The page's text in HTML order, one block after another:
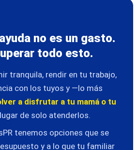
no es un gasto.
todo esto.
tranquila, rendir en tu trabajo,
con los tuyos y —lo más
a disfrutar a tu mamá o tu
de solo atenderlos.
tenemos opciones que se
y a lo que tu familiar